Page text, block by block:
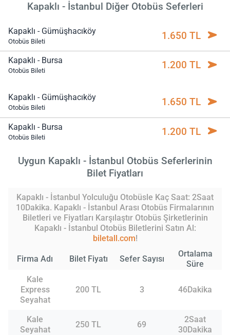
Kapaklı - İstanbul Diğer Otobüs Seferleri
Kapaklı - Gümüşhacıköy
Otobüs Bileti 1.650 TL
Kapaklı - Bursa
Otobüs Bileti 1.200 TL
Kapaklı - Gümüşhacıköy
Otobüs Bileti 1.650 TL
Kapaklı - Bursa
Otobüs Bileti 1.200 TL
Uygun Kapaklı - İstanbul Otobüs Seferlerinin
Bilet Fiyatları
Kapaklı - İstanbul Yolculuğu Otobüsle Kaç Saat: 2Saat
10Dakika. Kapaklı - İstanbul Arası Otobüs Firmalarının
Biletleri ve Fiyatları Karşılaştır Otobüs Şirketlerinin
Kapaklı - İstanbul Otobüs Biletlerini Satın Al:
biletall.com!
Firma Adı Bilet Fiyatı Sefer Sayısı
Ortalama
Süre
Kale
Express
Seyahat
200 TL 3 46Dakika
Kale
Seyahat
250 TL 69
2Saat
30Dakika